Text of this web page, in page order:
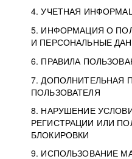
4. УЧЕТНАЯ
5. ИНФОРМАЦИЯ О
И ПЕРСОНАЛЬНЫЕ
6. ПРАВИЛА
7. ДОПОЛНИТЕЛЬНАЯ
ПОЛЬЗОВАТЕЛЯ
8. НАРУШЕНИЕ
РЕГИСТРАЦИИ ИЛИ
БЛОКИРОВКИ
9. ИСПОЛЬЗОВАНИЕ